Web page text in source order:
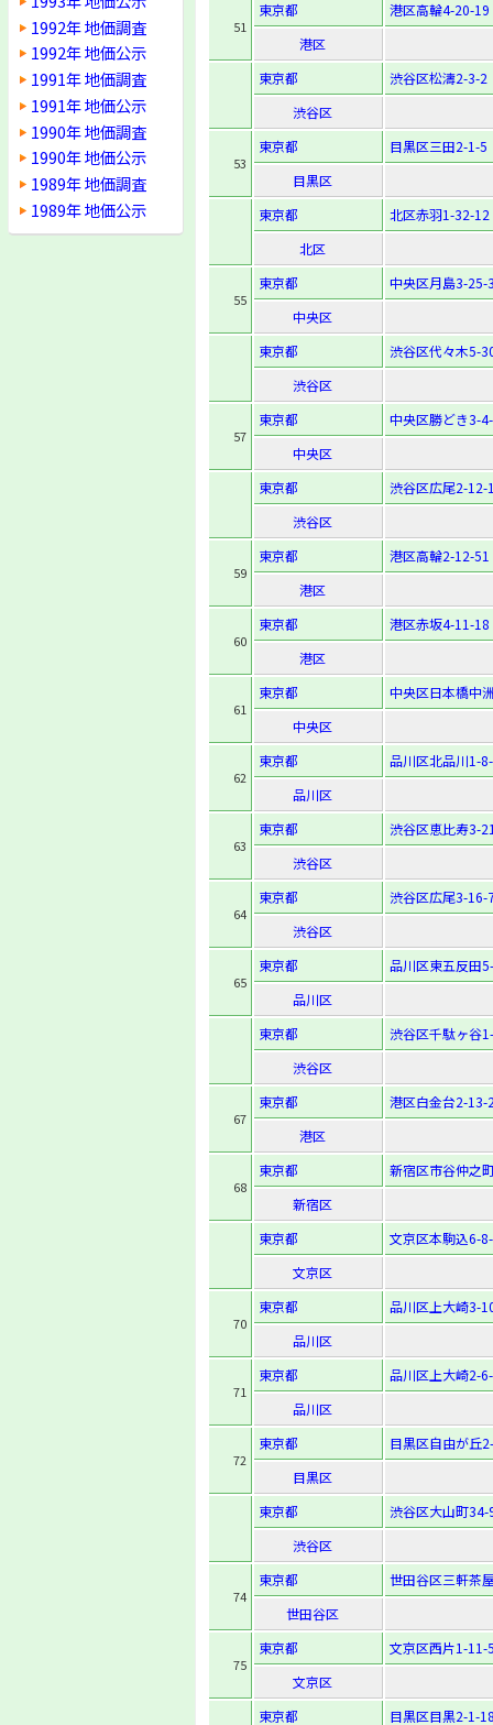
1992年 地価調査
1992年 地価公示
1991年 地価調査
1991年 地価公示
1990年 地価調査
1990年 地価公示
1989年 地価調査
1989年 地価公示
51
東京都
港区高輪4-20-19
港区
東京都
渋谷区松濤2-3-2
渋谷区
53
東京都
目黒区三田2-1-5
目黒区
東京都
北区赤羽1-32-12
北区
55
東京都
中央区月島3-25-
中央区
東京都
渋谷区代々木5-
渋谷区
57
東京都
中央区勝どき3-
中央区
東京都
渋谷区広尾2-12-
渋谷区
59
東京都
港区高輪2-12-51
港区
60
東京都
港区赤坂4-11-18
港区
61
東京都
中央区日本橋中
中央区
62
東京都
品川区北品川1-
品川区
63
東京都
渋谷区恵比寿3-
渋谷区
64
東京都
渋谷区広尾3-16-
渋谷区
65
東京都
品川区東五反田
品川区
東京都
渋谷区千駄ヶ谷
渋谷区
67
東京都
港区白金台2-13-
港区
68
東京都
新宿区市谷仲之
新宿区
東京都
文京区本駒込6-
文京区
70
東京都
品川区上大崎3-
品川区
71
東京都
品川区上大崎2-
品川区
72
東京都
目黒区自由が丘
目黒区
東京都
渋谷区大山町34-
渋谷区
74
東京都
世田谷区三軒茶
世田谷区
75
東京都
文京区西片1-11-
文京区
東京都
目黒区目黒2-1-